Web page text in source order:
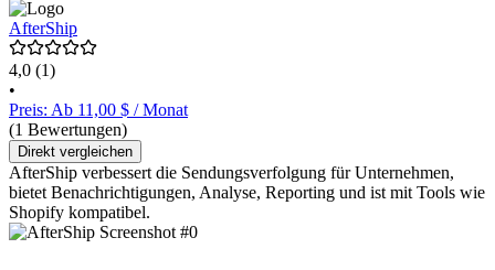
AfterShip
4,0 (1)
•
Preis: Ab 11,00 $ / Monat
(1 Bewertungen)
Direkt vergleichen
AfterShip verbessert die Sendungsverfolgung für Unternehmen,
bietet Benachrichtigungen, Analyse, Reporting und ist mit Tools wie
Shopify kompatibel.